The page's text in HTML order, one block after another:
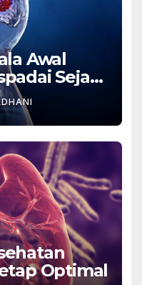
Awal
Sejak
Optimal